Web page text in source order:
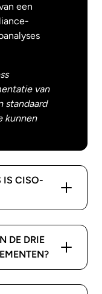
een
van
standaard
kunnen
IS CISO-
DE DRIE